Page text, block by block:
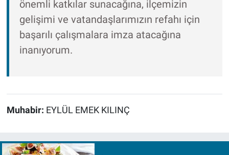
önemli katkılar sunacağına, ilçemizin
gelişimi ve vatandaşlarımızın refahı için
başarılı çalışmalara imza atacağına
inanıyorum.
Muhabir: EYLÜL EMEK KILINÇ